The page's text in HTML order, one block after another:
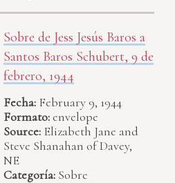
Sobre de Jess Jesús Baros a
Santos Baros Schubert, 9 de
febrero, 1944
Fecha: February 9, 1944
Formato:envelope
Source: Elizabeth Jane and
Steve Shanahan of Davey,
NE
Categoría: Sobre